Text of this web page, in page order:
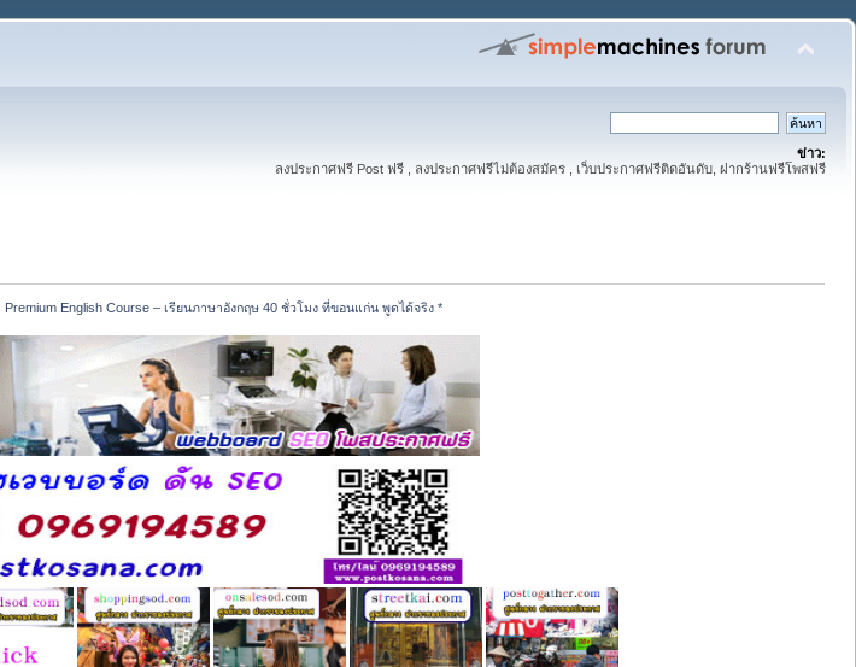
ข่าว:
ลงประกาศฟรี Post ฟรี , ลงประกาศฟรีไม่ต้องสมัคร , เว็บประกาศฟรีติดอันดับ, ฝากร้านฟรีโพสฟรี
Premium English Course – เรียนภาษาอังกฤษ 40 ชั่วโมง ที่ขอนแก่น พูดได้จริง *